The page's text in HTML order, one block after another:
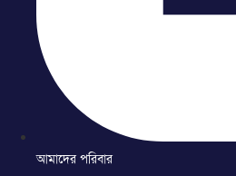
আমাদের পরিবার